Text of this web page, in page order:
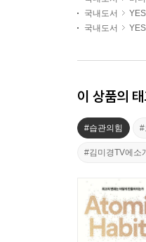
국내도서
국내도서
이 상품의
#습관의힘 #
#김미경TV에소